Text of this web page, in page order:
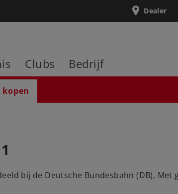
Dealer
Clubs Bedrijf
bij de Deutsche Bundesbahn (DB),